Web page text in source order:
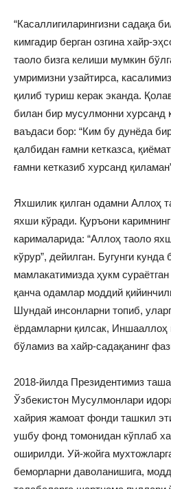
“Касаллигиларингизни садақа
кимгадир берган озгина хайр-
таоло бизга келиши мумкин
умримизни узайтирса,
қилиб туриш керак эканда.
билан бир мусулмонни хурсанд
ваъдаси бор: “Ким бу дунёда
қалбидан ғамни кетказса,
ғамни кетказиб хурсанд
Яхшилик қилган одамни Аллоҳ
яхши кўради. Қуръони
карималарида: “Аллоҳ таоло
кўрур”, дейилган. Бугунги кунда
мамлакатимизда ҳукм
қанча одамлар моддий
Шундай инсонларни топиб,
ёрдамларни қилсак, Иншааллоҳ
бўламиз ва хайр-садақанинг
2018-йилда Президентимиз
Ўзбекистон Мусулмонлари
хайрия жамоат фонди ташкил
ушбу фонд томонидан кўплаб
оширилди. Уй-жойга
беморларни даволанишига,